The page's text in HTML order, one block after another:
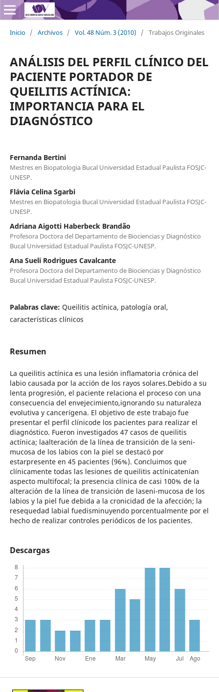
Inicio / Archivos / Vol. 48 Núm. 3 (2010) / Trabajos Originales
ANÁLISIS DEL PERFIL CLÍNICO DEL
PACIENTE PORTADOR DE
QUEILITIS ACTÍNICA:
IMPORTANCIA PARA EL
DIAGNÓSTICO
Fernanda Bertini
Mestres en Biopatologia Bucal Universidad Estadual Paulista FOSJC-
UNESP.
Flávia Celina Sgarbi
Mestres en Biopatologia Bucal Universidad Estadual Paulista FOSJC-
UNESP.
Adriana Aigotti Haberbeck Brandão
Profesora Doctora del Departamento de Biociencias y Diagnóstico
Bucal Universidad Estadual Paulista FOSJC-UNESP.
Ana Sueli Rodrigues Cavalcante
Profesora Doctora del Departamento de Biociencias y Diagnóstico
Bucal Universidad Estadual Paulista FOSJC-UNESP.
Palabras clave: Queilitis actínica, patología oral,
características clínicos
Resumen
La queilitis actínica es una lesión inflamatoria crónica del
labio causada por la acción de los rayos solares.Debido a su
lenta progresión, el paciente relaciona el proceso con una
consecuencia del envejecimiento,ignorando su naturaleza
evolutiva y cancerígena. El objetivo de este trabajo fue
presentar el perfil clínicode los pacientes para realizar el
diagnóstico. Fueron investigados 47 casos de queilitis
actínica; laalteración de la línea de transición de la seni-
mucosa de los labios con la piel se destacó por
estarpresente en 45 pacientes (96%). Concluimos que
clínicamente todas las lesiones de queilitis actínicatenían
aspecto multifocal; la presencia clínica de casi 100% de la
alteración de la línea de transición de laseni-mucosa de los
labios y la piel fue debida a la cronicidad de la afección; la
resequedad labial fuedisminuyendo porcentualmente por el
hecho de realizar controles periódicos de los pacientes.
Descargas